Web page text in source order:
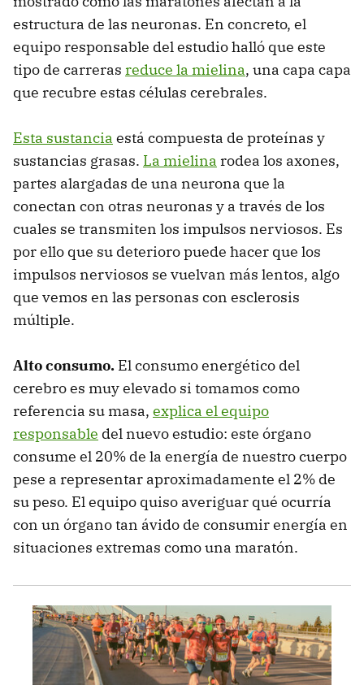
estructura de las neuronas. En concreto, el
equipo responsable del estudio halló que este
tipo de carreras reduce la mielina, una capa capa
que recubre estas células cerebrales.
Esta sustancia está compuesta de proteínas y
sustancias grasas. La mielina rodea los axones,
partes alargadas de una neurona que la
conectan con otras neuronas y a través de los
cuales se transmiten los impulsos nerviosos. Es
por ello que su deterioro puede hacer que los
impulsos nerviosos se vuelvan más lentos, algo
que vemos en las personas con esclerosis
múltiple.
Alto consumo. El consumo energético del
cerebro es muy elevado si tomamos como
referencia su masa, explica el equipo
responsable del nuevo estudio: este órgano
consume el 20% de la energía de nuestro cuerpo
pese a representar aproximadamente el 2% de
su peso. El equipo quiso averiguar qué ocurría
con un órgano tan ávido de consumir energía en
situaciones extremas como una maratón.